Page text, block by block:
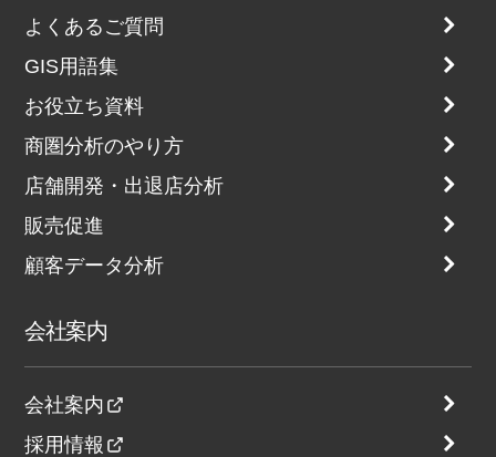
よくあるご質問
GIS用語集
お役立ち資料
商圏分析のやり方
店舗開発・出退店分析
販売促進
顧客データ分析
会社案内
会社案内
採用情報